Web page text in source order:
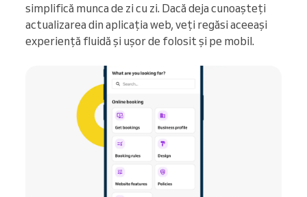
simplifică munca de zi cu zi. Dacă deja cunoașteți
actualizarea din aplicația web, veți regăsi aceeași
experiență fluidă și ușor de folosit și pe mobil.